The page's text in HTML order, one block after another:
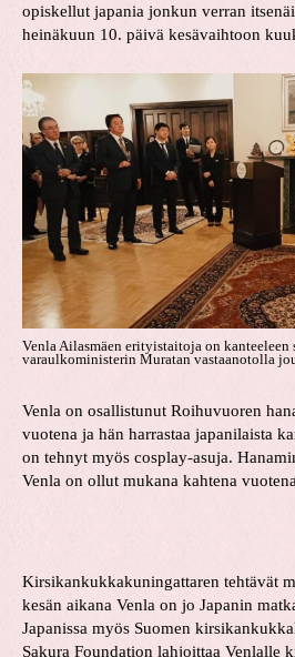
opiskellut japania jonkun verran
heinäkuun 10. päivä kesävaihtoon
Venla Ailasmäen erityistaitoja on kanteeleen
varaulkoministerin Muratan vastaanotolla
Venla on osallistunut Roihuvuoren
vuotena ja hän harrastaa japanilaista
on tehnyt myös cosplay-asuja.
Venla on ollut mukana kahtena
Kirsikankukkakuningattaren tehtävät
kesän aikana Venla on jo Japanin
Japanissa myös Suomen
Sakura Foundation lahjoittaa Venlalle